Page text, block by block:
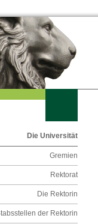
Die Universität
Gremien
Rektorat
Die Rektorin
der Rektorin